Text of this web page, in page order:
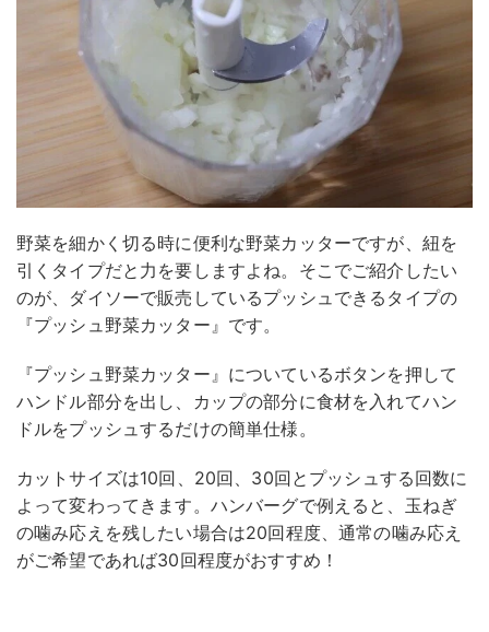
野菜を細かく切る時に便利な野菜カッターですが、紐を
引くタイプだと力を要しますよね。そこでご紹介したい
のが、ダイソーで販売しているプッシュできるタイプの
『プッシュ野菜カッター』です。
『プッシュ野菜カッター』についているボタンを押して
ハンドル部分を出し、カップの部分に食材を入れてハン
ドルをプッシュするだけの簡単仕様。
カットサイズは10回、20回、30回とプッシュする回数に
よって変わってきます。ハンバーグで例えると、玉ねぎ
の噛み応えを残したい場合は20回程度、通常の噛み応え
がご希望であれば30回程度がおすすめ！